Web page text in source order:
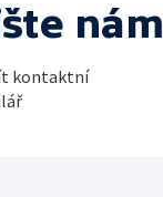
nám
kontaktní